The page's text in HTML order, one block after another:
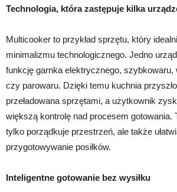
Technologia, która zastępuje kilka
Multicooker to przykład sprzętu, który
minimalizmu technologicznego. Jedno
funkcję garnka elektrycznego, szybkowaru,
czy parowaru. Dzięki temu kuchnia
przeładowana sprzętami, a użytkownik
większą kontrolę nad procesem gotowania.
tylko porządkuje przestrzeń, ale także
przygotowywanie posiłków.
Inteligentne gotowanie bez wysiłku